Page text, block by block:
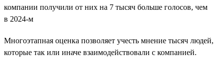
компании получили от них на 7 тысяч больше голосов, чем
в 2024-м
Многоэтапная оценка позволяет учесть мнение тысяч людей,
которые так или иначе взаимодействовали с компанией.